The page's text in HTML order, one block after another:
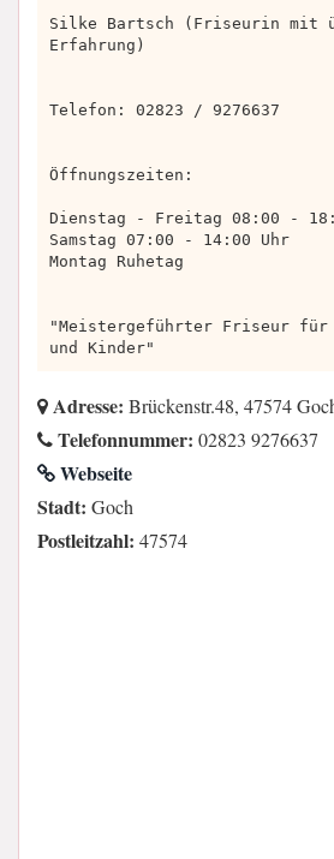
Silke Bartsch (Friseurin mit
Erfahrung)
Telefon: 02823 / 9276637
Öffnungszeiten:
Dienstag - Freitag 08:00 -
Samstag 07:00 - 14:00 Uhr
Montag Ruhetag
"Meistergeführter Friseur für
und Kinder"
Adresse: Brückenstr.48, 47574
Telefonnummer: 02823 9276637
Webseite
Stadt: Goch
Postleitzahl: 47574